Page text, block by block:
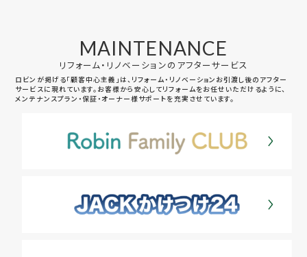
MAINTENANCE
リフォーム・リノベーションのアフターサービス
ロビンが掲げる「顧客中心主義」は、リフォーム・リノベーションお引渡し後のアフター
サービスに現れています。お客様から安心してリフォームをお任せいただけるように、
メンテナンスプラン・保証・オーナー様サポートを充実させています。